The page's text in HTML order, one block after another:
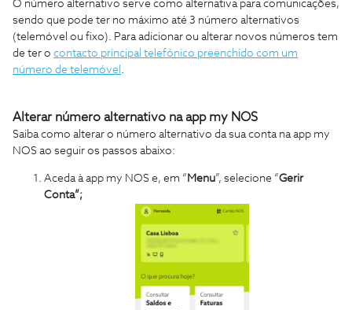
O número alternativo serve como alternativa para comunicações,
sendo que pode ter no máximo até 3 número alternativos
(telemóvel ou fixo). Para adicionar ou alterar novos números tem
de ter o contacto principal telefónico preenchido com um
número de telemóvel
Alterar número alternativo na app my NOS
Saiba como alterar o número alternativo da sua conta na app my
NOS ao seguir os passos abaixo:
Aceda à app my NOS e, em “ Menu”, selecione “Gerir
Conta”;